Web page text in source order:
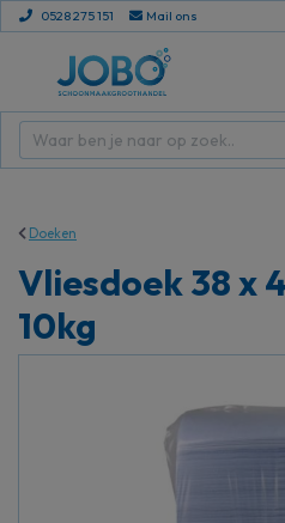
0528 275 151 Mail ons
Doeken
Vliesdoek 38 x
10kg